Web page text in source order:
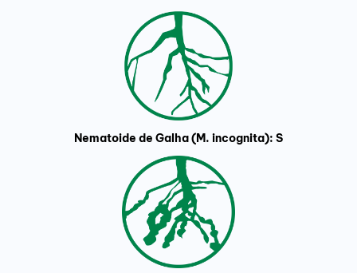
Nematoide de Galha (M. incognita): S